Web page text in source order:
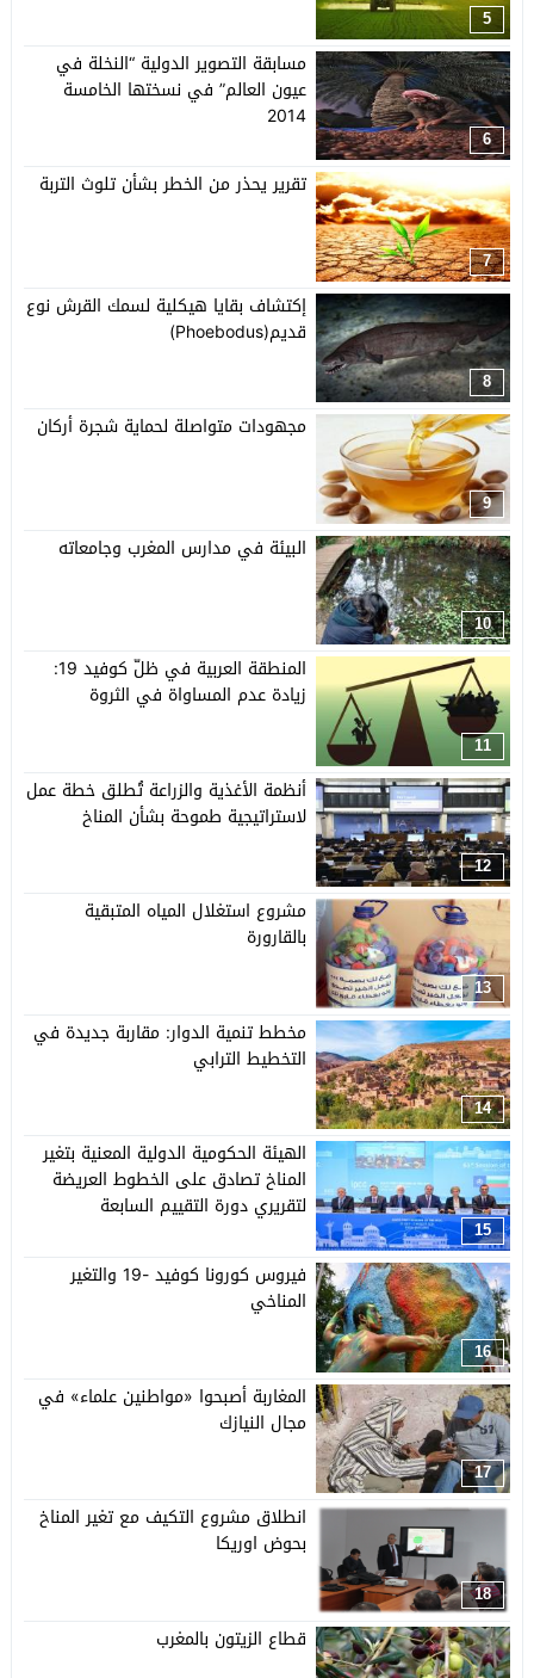
5
6
مسابقة التصوير الدولية “النخلة في
عيون العالم” في نسختها الخامسة
2014
7
تقرير يحذر من الخطر بشأن تلوث التربة
8
إكتشاف بقايا هيكلية لسمك القرش نوع
قديم(Phoebodus)
9
مجهودات متواصلة لحماية شجرة أركان
10
البيئة في مدارس المغرب وجامعاته
11
المنطقة العربية في ظلّ كوفيد 19:
زيادة عدم المساواة في الثروة
12
أنظمة الأغذية والزراعة تُطلق خطة عمل
لاستراتيجية طموحة بشأن المناخ
13
مشروع استغلال المياه المتبقية
بالقارورة
14
مخطط تنمية الدوار: مقاربة جديدة في
التخطيط الترابي
15
الهيئة الحكومية الدولية المعنية بتغير
المناخ تصادق على الخطوط العريضة
لتقريري دورة التقييم السابعة
16
فيروس كورونا كوفيد -19 والتغير
المناخي
17
المغاربة أصبحوا «مواطنين علماء» في
مجال النيازك
18
انطلاق مشروع التكيف مع تغير المناخ
بحوض اوريكا
قطاع الزيتون بالمغرب